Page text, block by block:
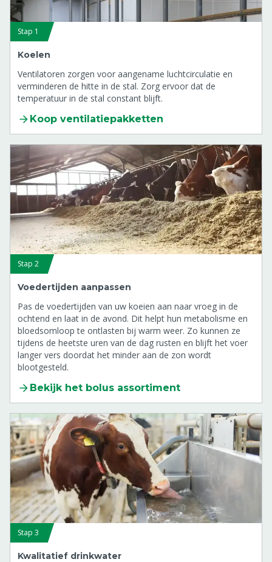
Stap 1
Koelen
Ventilatoren zorgen voor aangename luchtcirculatie en
verminderen de hitte in de stal. Zorg ervoor dat de
temperatuur in de stal constant blijft.
Koop ventilatiepakketten
Stap 2
Voedertijden aanpassen
Pas de voedertijden van uw koeien aan naar vroeg in de
ochtend en laat in de avond. Dit helpt hun metabolisme en
bloedsomloop te ontlasten bij warm weer. Zo kunnen ze
tijdens de heetste uren van de dag rusten en blijft het voer
langer vers doordat het minder aan de zon wordt
blootgesteld.
Bekijk het bolus assortiment
Stap 3
Kwalitatief drinkwater